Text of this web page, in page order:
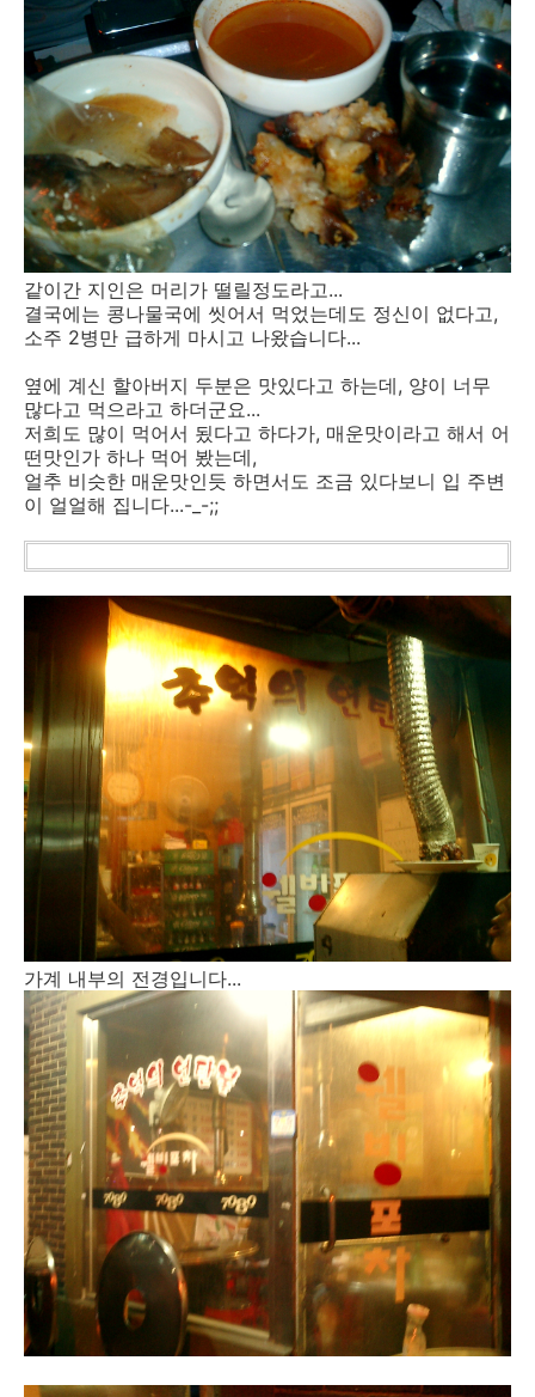
같이간 지인은 머리가 떨릴정도라고...
결국에는 콩나물국에 씻어서 먹었는데도 정신이 없다고,
소주 2병만 급하게 마시고 나왔습니다...
옆에 계신 할아버지 두분은 맛있다고 하는데, 양이 너무
많다고 먹으라고 하더군요...
저희도 많이 먹어서 됬다고 하다가, 매운맛이라고 해서 어
떤맛인가 하나 먹어 봤는데,
얼추 비슷한 매운맛인듯 하면서도 조금 있다보니 입 주변
이 얼얼해 집니다...-_-;;
가계 내부의 전경입니다...